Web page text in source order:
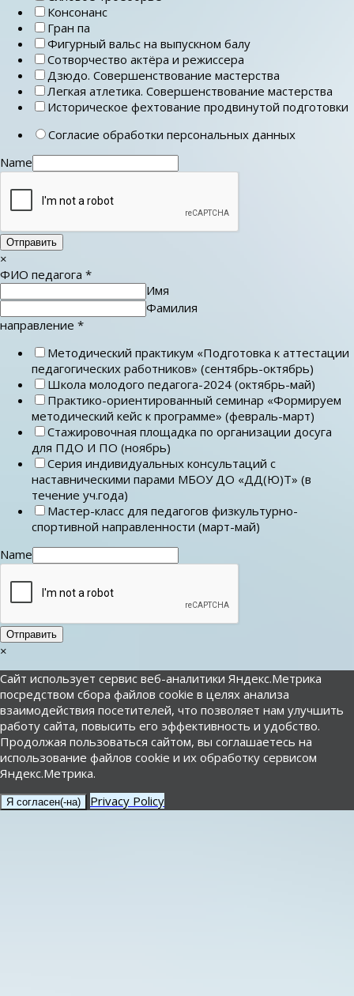
Консонанс
Гран па
Фигурный вальс на выпускном балу
Сотворчество актёра и режиссера
Дзюдо. Совершенствование мастерства
Легкая атлетика. Совершенствование мастерства
Историческое фехтование продвинутой подготовки
Согласие обработки персональных данных
Name
Отправить
×
ФИО педагога *
Имя
Фамилия
направление *
Методический практикум «Подготовка к аттестации
педагогических работников» (сентябрь-октябрь)
Школа молодого педагога-2024 (октябрь-май)
Практико-ориентированный семинар «Формируем
методический кейс к программе» (февраль-март)
Стажировочная площадка по организации досуга
для ПДО И ПО (ноябрь)
Серия индивидуальных консультаций с
наставническими парами МБОУ ДО «ДД(Ю)Т» (в
течение уч.года)
Мастер-класс для педагогов физкультурно-
спортивной направленности (март-май)
Name
Отправить
×
Сайт использует сервис веб-аналитики Яндекс.Метрика
посредством сбора файлов cookie в целях анализа
взаимодействия посетителей, что позволяет нам улучшить
работу сайта, повысить его эффективность и удобство.
Продолжая пользоваться сайтом, вы соглашаетесь на
использование файлов cookie и их обработку сервисом
Яндекс.Метрика.
Я согласен(-на) Privacy Policy